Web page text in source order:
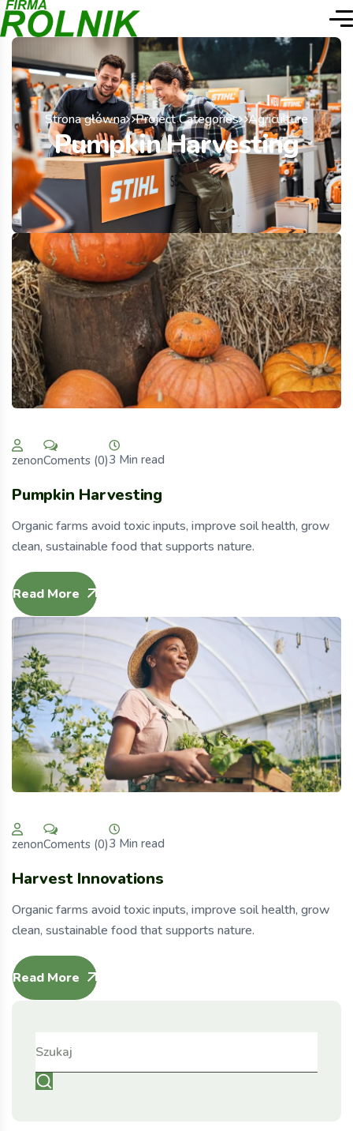
Strona główna Project Categories Agriculture
Pumpkin Harvesting
zenonComents (0)3 Min read
Pumpkin Harvesting
Organic farms avoid toxic inputs, improve soil health, grow
clean, sustainable food that supports nature.
Read More
zenonComents (0)3 Min read
Harvest Innovations
Organic farms avoid toxic inputs, improve soil health, grow
clean, sustainable food that supports nature.
Read More